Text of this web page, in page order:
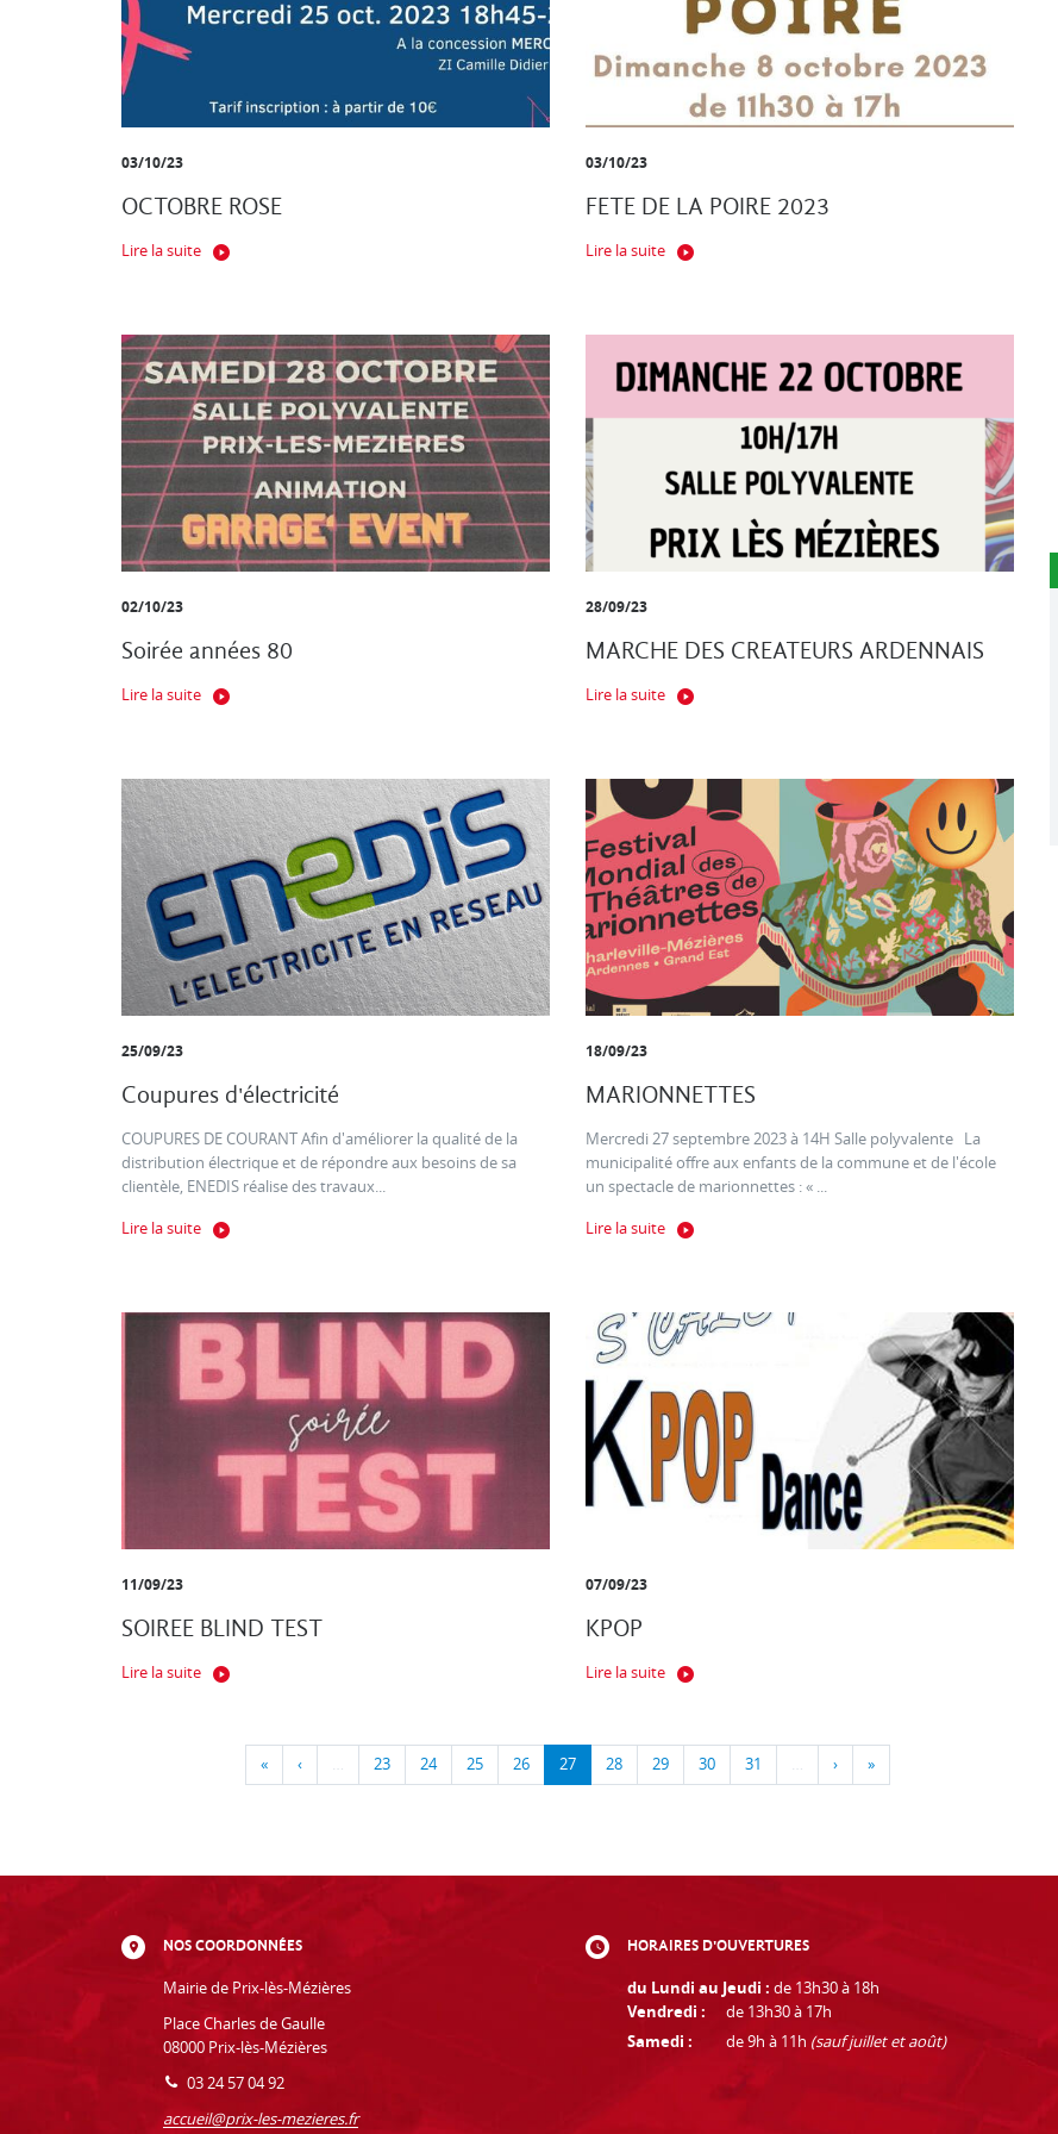
03/10/23
OCTOBRE ROSE
Lire la suite
03/10/23
FETE DE LA POIRE 2023
Lire la suite
02/10/23
Soirée années 80
Lire la suite
28/09/23
MARCHE DES CREATEURS ARDENNAIS
Lire la suite
25/09/23
Coupures d'électricité
COUPURES DE COURANT Afin d'améliorer la qualité de la
distribution électrique et de répondre aux besoins de sa
clientèle, ENEDIS réalise des travaux...
Lire la suite
18/09/23
MARIONNETTES
Mercredi 27 septembre 2023 à 14H Salle polyvalente La
municipalité offre aux enfants de la commune et de l'école
un spectacle de marionnettes : « ...
Lire la suite
11/09/23
SOIREE BLIND TEST
Lire la suite
07/09/23
KPOP
Lire la suite
« ‹ … 23 24 25 26 27 28 29 30 31 … › »
NOS COORDONNÉES
Mairie de Prix-lès-Mézières
Place Charles de Gaulle
08000 Prix-lès-Mézières
03 24 57 04 92
accueil@prix-les-mezieres.fr
HORAIRES D'OUVERTURES
du Lundi au Jeudi : de 13h30 à 18h
Vendredi :
de 13h30 à 17h
Samedi :
de 9h à 11h (sauf juillet et août)